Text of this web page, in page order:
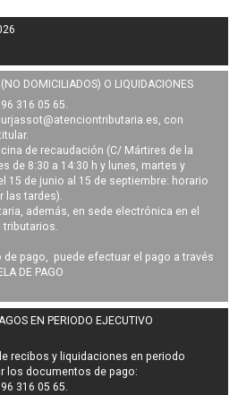
DOMICILIADOS) O LIQUIDACIONES
316 05 65.
, con
de recaudación (C/ Mártires de la
de 8:30 a 14:30 h y lunes, martes y
15 de junio al 15 de septiembre: horario
las tardes).
además, en sede electrónica en el
pago, puede efectuar el pago a través
DE PAGO
EN PERIODO EJECUTIVO
recibos y liquidaciones en periodo
los documentos de pago:
316 05 65.